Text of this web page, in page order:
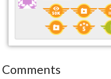
Comments